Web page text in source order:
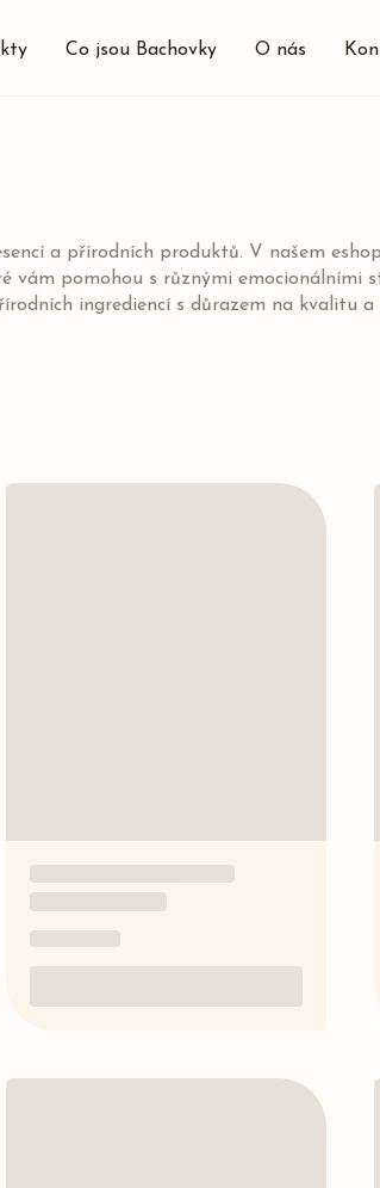
Co jsou Bachovky O nás
a přírodních produktů. V našem
vám pomohou s různými emocionálními
ingrediencí s důrazem na kvalitu a